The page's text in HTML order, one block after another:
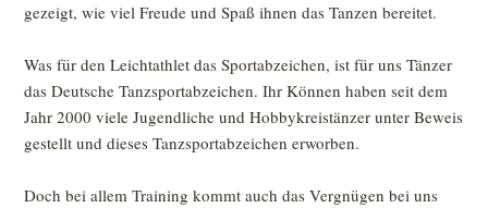
gezeigt, wie viel Freude und Spaß ihnen das Tanzen bereitet.
Was für den Leichtathlet das Sportabzeichen, ist für uns Tänzer
das Deutsche Tanzsportabzeichen. Ihr Können haben seit dem
Jahr 2000 viele Jugendliche und Hobbykreistänzer unter Beweis
gestellt und dieses Tanzsportabzeichen erworben.
Doch bei allem Training kommt auch das Vergnügen bei uns